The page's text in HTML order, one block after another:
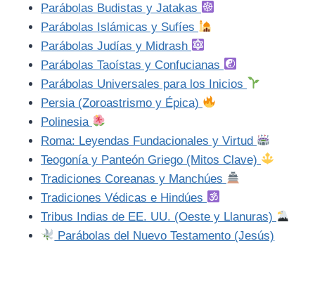
Parábolas Budistas y Jatakas
Parábolas Islámicas y Sufíes
Parábolas Judías y Midrash
Parábolas Taoístas y Confucianas
Parábolas Universales para los Inicios
Persia (Zoroastrismo y Épica)
Polinesia
Roma: Leyendas Fundacionales y Virtud
Teogonía y Panteón Griego (Mitos Clave)
Tradiciones Coreanas y Manchúes
Tradiciones Védicas e Hindúes
Tribus Indias de EE. UU. (Oeste y Llanuras)
Parábolas del Nuevo Testamento (Jesús)